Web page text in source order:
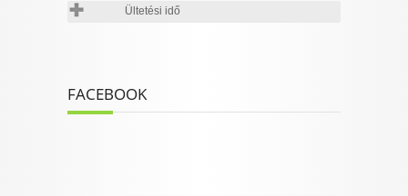
Ültetési idő
FACEBOOK